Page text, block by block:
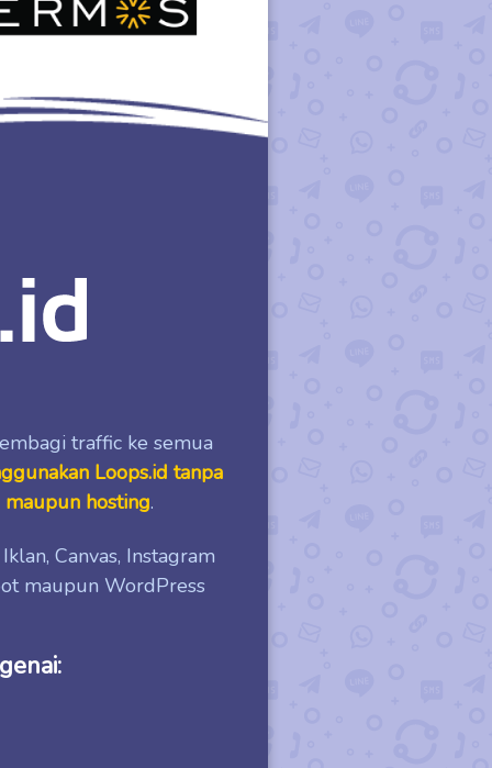
traffic ke semua
Loops.id tanpa
hosting.
Canvas, Instagram
maupun WordPress